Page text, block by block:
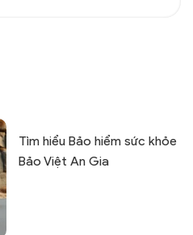
Tìm hiểu Bảo hiểm sức khỏe
Bảo Việt An Gia